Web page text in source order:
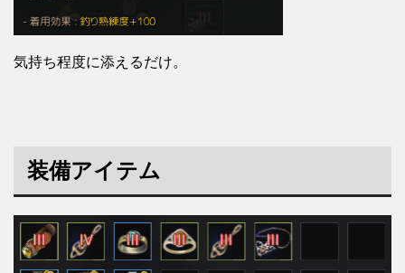
気持ち程度に添えるだけ。
装備アイテム